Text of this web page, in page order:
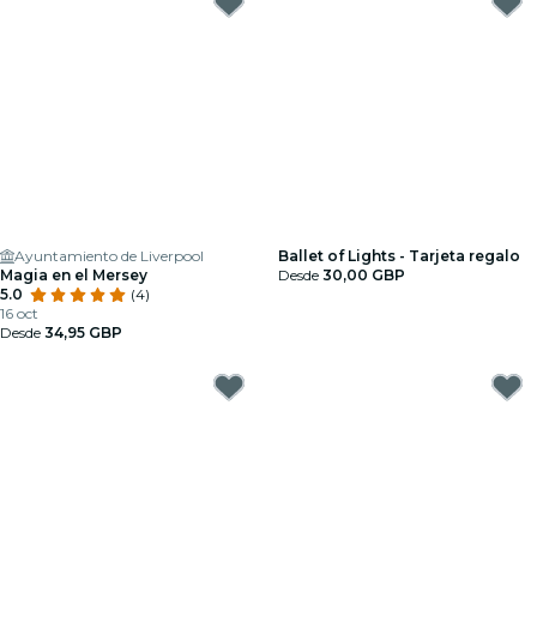
Ayuntamiento de Liverpool
Magia en el Mersey
5.0
(4)
16 oct
Desde 34,95 GBP
Ballet of Lights - Tarjeta regalo
Desde 30,00 GBP